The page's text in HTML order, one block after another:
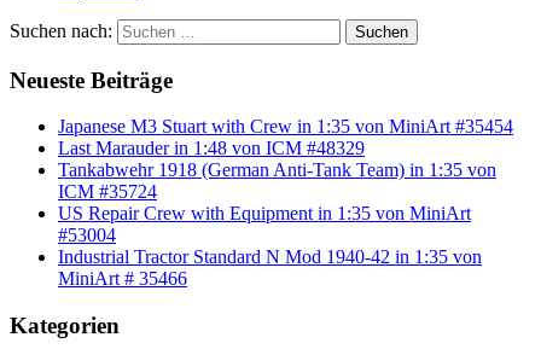
Suchen nach: Suchen
Neueste Beiträge
Japanese M3 Stuart with Crew in 1:35 von MiniArt #35454
Last Marauder in 1:48 von ICM #48329
Tankabwehr 1918 (German Anti-Tank Team) in 1:35 von
ICM #35724
US Repair Crew with Equipment in 1:35 von MiniArt
#53004
Industrial Tractor Standard N Mod 1940-42 in 1:35 von
MiniArt # 35466
Kategorien